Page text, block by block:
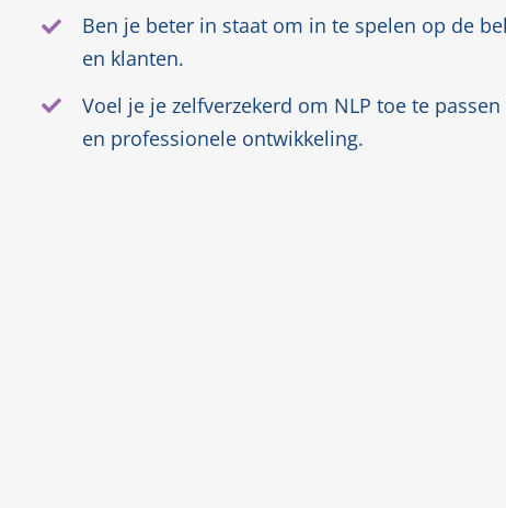
Ben je beter in staat om in te spelen op de
en klanten.
Voel je je zelfverzekerd om NLP toe te
en professionele ontwikkeling.